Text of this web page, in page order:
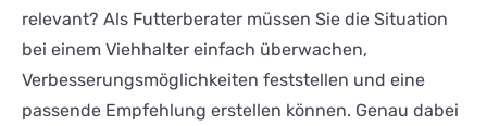
relevant? Als Futterberater müssen Sie die Situation
bei einem Viehhalter einfach überwachen,
Verbesserungsmöglichkeiten feststellen und eine
passende Empfehlung erstellen können. Genau dabei